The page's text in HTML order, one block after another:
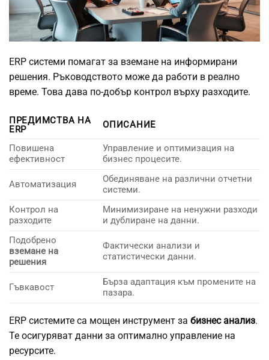
ERP системи помагат за вземане на информирани
решения. Ръководството може да работи в реално
време. Това дава по-добър контрол върху разходите.
ПРЕДИМСТВА НА
ERP
ОПИСАНИЕ
Повишена
ефективност
Управление и оптимизация на
бизнес процесите.
Автоматизация
Обединяване на различни отчетни
системи.
Контрол на
разходите
Минимизиране на ненужни разходи
и дублиране на данни.
Подобрено
вземане на
решения
Фактически анализи и
статистически данни.
Гъвкавост
Бърза адаптация към промените на
пазара.
ERP системите са мощен инструмент за бизнес анализ.
Те осигуряват данни за оптимално управление на
ресурсите.